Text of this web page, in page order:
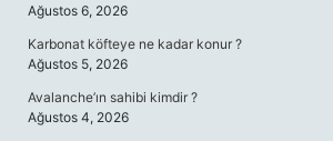
Ağustos 6, 2026
Karbonat köfteye ne kadar konur ?
Ağustos 5, 2026
Avalanche’ın sahibi kimdir ?
Ağustos 4, 2026